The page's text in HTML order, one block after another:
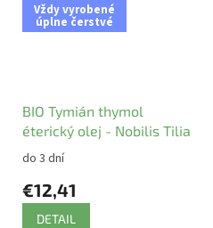
Vždy vyrobené
úplne čerstvé
BIO Tymián thymol
éterický olej - Nobilis Tilia
do 3 dní
€12,41
DETAIL